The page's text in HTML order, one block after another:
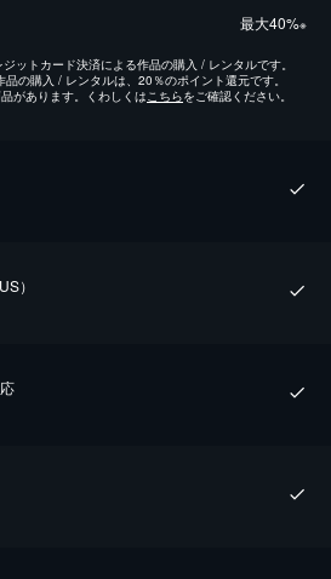
最⼤40%※
ットカード決済による作品の購入 / レンタルです。
の購入 / レンタルは、20％のポイント還元です。
があります。くわしくはこちらをご確認ください。
）